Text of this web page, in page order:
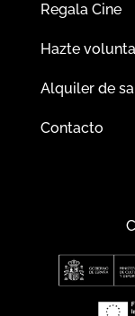
Regala Cine
Hazte
Alquiler de
Contacto